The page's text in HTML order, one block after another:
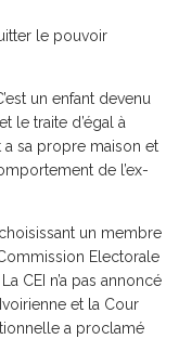
le pouvoir
un enfant devenu
le traite d’égal à
a sa propre maison et
de l’ex-
un membre
Electorale
CEI n’a pas annoncé
et la Cour
a proclamé